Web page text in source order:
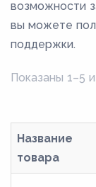
возможности
вы можете
поддержки.
Показаны 1–5
Название
товара